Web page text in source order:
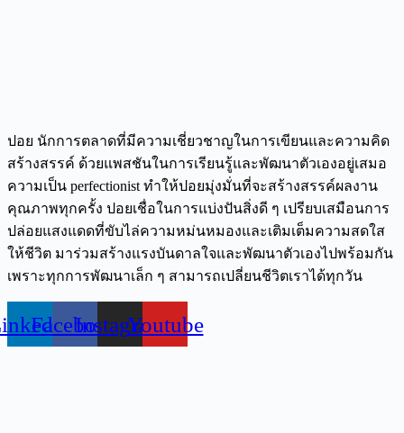
ปอย นักการตลาดที่มีความเชี่ยวชาญในการเขียนและความคิด
สร้างสรรค์ ด้วยแพสชันในการเรียนรู้และพัฒนาตัวเองอยู่เสมอ
ความเป็น perfectionist ทำให้ปอยมุ่งมั่นที่จะสร้างสรรค์ผลงาน
คุณภาพทุกครั้ง ปอยเชื่อในการแบ่งปันสิ่งดี ๆ เปรียบเสมือนการ
ปล่อยแสงแดดที่ขับไล่ความหม่นหมองและเติมเต็มความสดใส
ให้ชีวิต มาร่วมสร้างแรงบันดาลใจและพัฒนาตัวเองไปพร้อมกัน
เพราะทุกการพัฒนาเล็ก ๆ สามารถเปลี่ยนชีวิตเราได้ทุกวัน
FacebookInstagramYoutube